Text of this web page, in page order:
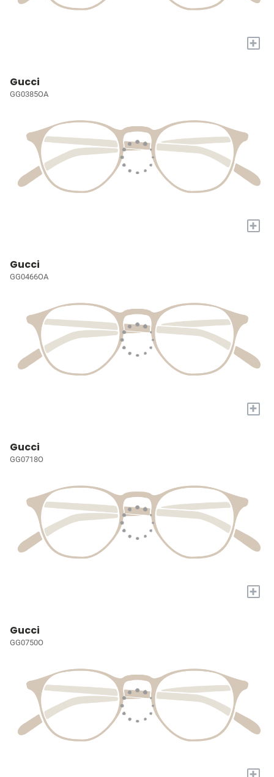
+
Gucci
GG0385OA
+
Gucci
GG0466OA
+
Gucci
GG0718O
+
Gucci
GG0750O